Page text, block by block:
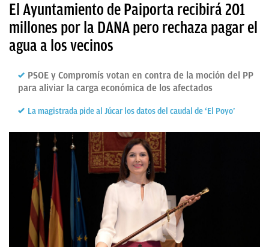
El Ayuntamiento de Paiporta recibirá 201
millones por la DANA pero rechaza pagar el
agua a los vecinos
PSOE y Compromís votan en contra de la moción del PP
para aliviar la carga económica de los afectados
La magistrada pide al Júcar los datos del caudal de ‘El Poyo’